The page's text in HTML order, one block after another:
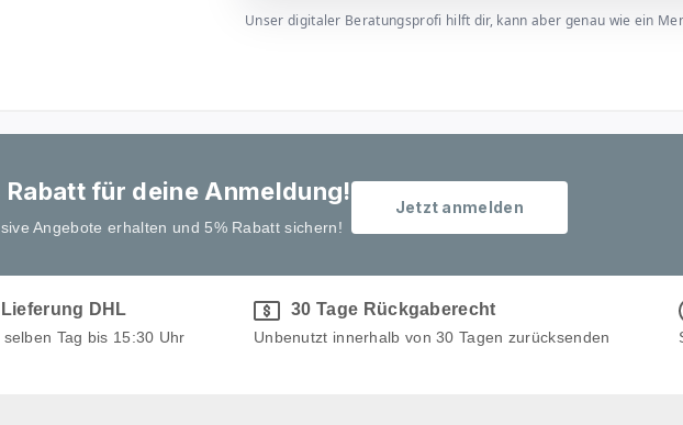
Unser digitaler Beratungsprofi hilft dir, kann aber genau wie ein
Rabatt für deine Anmeldung!
Angebote erhalten und 5% Rabatt sichern!
Jetzt anmelden
DHL
Tag bis 15:30 Uhr
30 Tage Rückgaberecht
Unbenutzt innerhalb von 30 Tagen zurücksenden